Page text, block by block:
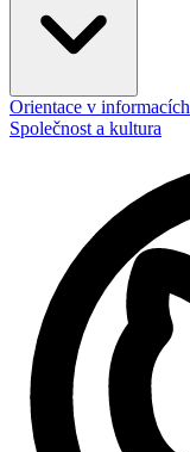
Orientace v informacích
Společnost a kultura